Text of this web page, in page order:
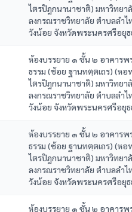
ไตรปิฎกนานาชาติ) มหาวิทยา
ลงกรณราชวิทยาลัย ตำบลลำไ
วังน้อย จังหวัดพระนครศรีอยุธ
ห้องบรรยาย ๑ ชั้น ๒ อาคาร
ธรรม (ช้อย ฐานทตฺตเถร) (หอ
ไตรปิฎกนานาชาติ) มหาวิทยา
ลงกรณราชวิทยาลัย ตำบลลำไ
วังน้อย จังหวัดพระนครศรีอยุธ
ห้องบรรยาย ๑ ชั้น ๒ อาคาร
ธรรม (ช้อย ฐานทตฺตเถร) (หอ
ไตรปิฎกนานาชาติ) มหาวิทยา
ลงกรณราชวิทยาลัย ตำบลลำไ
วังน้อย จังหวัดพระนครศรีอยุธ
ห้องบรรยาย ๑ ชั้น ๒ อาคาร